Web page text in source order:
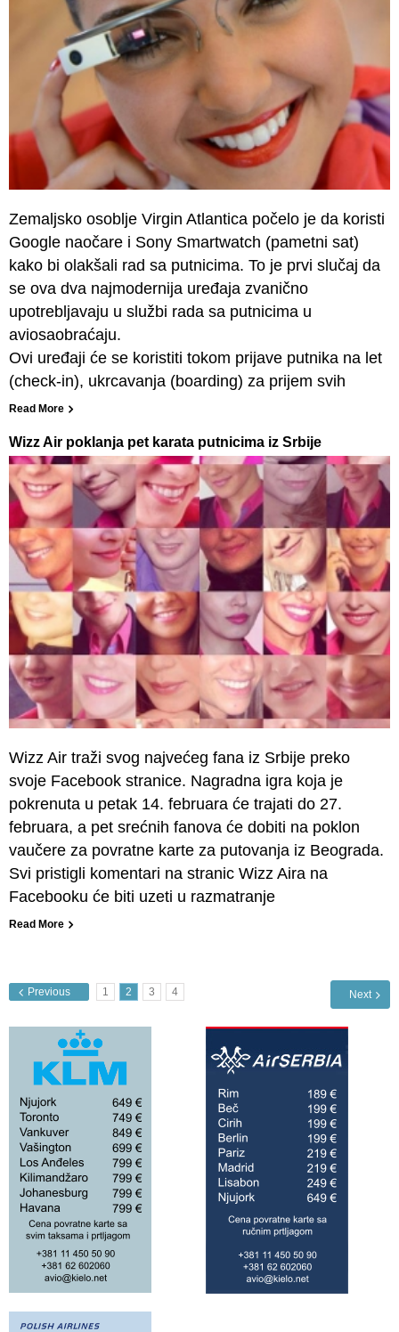
Zemaljsko osoblje Virgin Atlantica počelo je da koristi
Google naočare i Sony Smartwatch (pametni sat)
kako bi olakšali rad sa putnicima. To je prvi slučaj da
se ova dva najmodernija uređaja zvanično
upotrebljavaju u službi rada sa putnicima u
aviosaobraćaju.
Ovi uređaji će se koristiti tokom prijave putnika na let
(check-in), ukrcavanja (boarding) za prijem svih
Read More
Wizz Air poklanja pet karata putnicima iz Srbije
Wizz Air traži svog najvećeg fana iz Srbije preko
svoje Facebook stranice. Nagradna igra koja je
pokrenuta u petak 14. februara će trajati do 27.
februara, a pet srećnih fanova će dobiti na poklon
vaučere za povratne karte za putovanja iz Beograda.
Svi pristigli komentari na stranic Wizz Aira na
Facebooku će biti uzeti u razmatranje
Read More
Previous 1 2 3 4 Next